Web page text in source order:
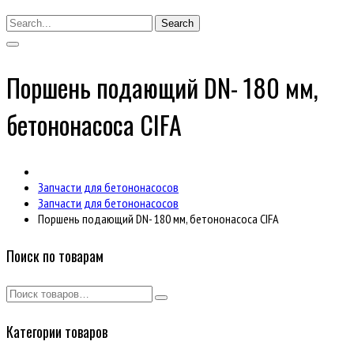
Search
Поршень подающий DN- 180 мм,
бетононасоса CIFA
Запчасти для бетононасосов
Запчасти для бетононасосов
Поршень подающий DN- 180 мм, бетононасоса CIFA
Поиск по товарам
Категории товаров